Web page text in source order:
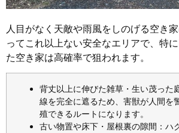
人目がなく天敵や雨風をしのげる空き
ってこれ以上ない安全なエリアで、特
た空き家は高確率で狙われます。
背丈以上に伸びた雑草・生い茂った
線を完全に遮るため、害獣が人間を
殖できるルートになります。
古い物置や床下・屋根裏の隙間：ハ